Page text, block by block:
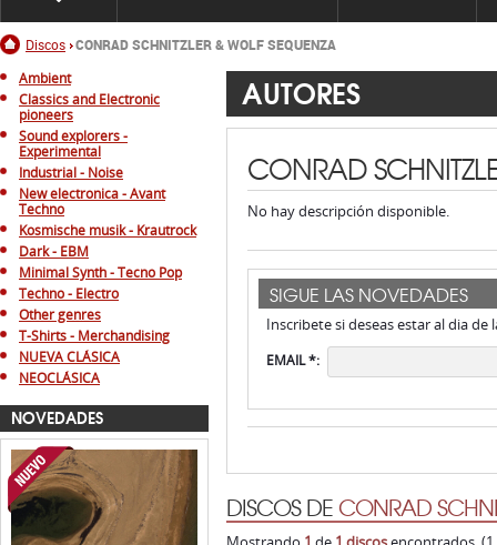
Inicio
Discos CONRAD SCHNITZLER & WOLF SEQUENZA
Ambient
Classics and Electronic
pioneers
Sound explorers -
Experimental
Industrial - Noise
New electronica - Avant
Techno
Kosmische musik - Krautrock
Dark - EBM
Minimal Synth - Tecno Pop
Techno - Electro
Other genres
T-Shirts - Merchandising
NUEVA CLÁSICA
NEOCLÁSICA
NOVEDADES
AUTORES
CONRAD
No hay descripción disponible.
SIGUE LAS NOVEDADES
Inscribete si deseas estar al dia
EMAIL *:
DISCOS DE CONRAD